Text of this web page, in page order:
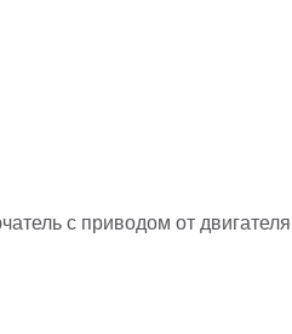
с приводом от двигателя